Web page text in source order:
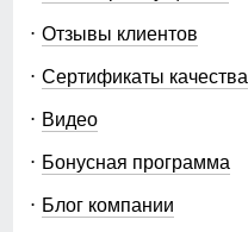
Отзывы клиентов
Сертификаты качества
Видео
Бонусная программа
Блог компании